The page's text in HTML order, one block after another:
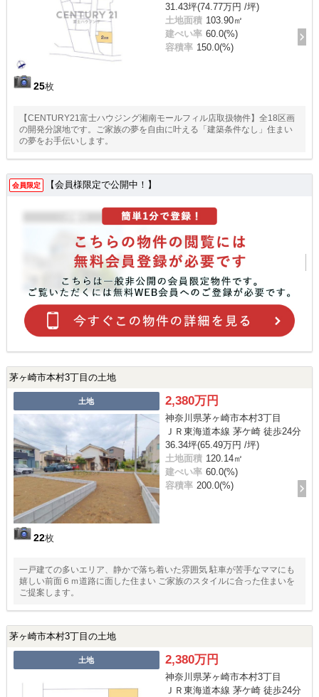
25枚
31.43坪(74.77万円 /坪)
土地面積 103.90㎡
建ぺい率 60.0(%)
容積率 150.0(%)
【CENTURY21富士ハウジング湘南モールフィル店取扱物件】全18区画
の開発分譲地です。ご家族の夢を自由に叶える「建築条件なし」住まい
の夢をお手伝いします。
会員限定 【会員様限定で公開中！】
茅ヶ崎市本村3丁目の土地
土地
22枚
2,380万円
神奈川県茅ヶ崎市本村3丁目
ＪＲ東海道本線 茅ケ崎 徒歩24分
36.34坪(65.49万円 /坪)
土地面積 120.14㎡
建ぺい率 60.0(%)
容積率 200.0(%)
一戸建ての多いエリア、静かで落ち着いた雰囲気 駐車が苦手なママにも
嬉しい前面６ｍ道路に面した住まい ご家族のスタイルに合った住まいを
ご提案します。
茅ヶ崎市本村3丁目の土地
土地 2,380万円
神奈川県茅ヶ崎市本村3丁目
ＪＲ東海道本線 茅ケ崎 徒歩24分